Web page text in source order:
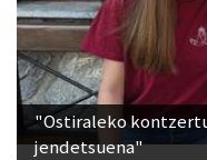
"Ostiraleko
jendetsuena"